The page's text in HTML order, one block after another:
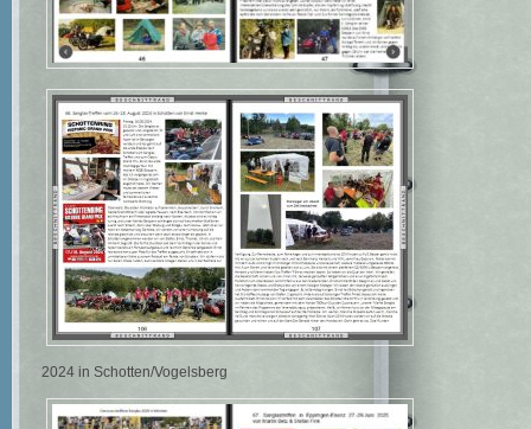
2024 in Schotten/Vogelsberg